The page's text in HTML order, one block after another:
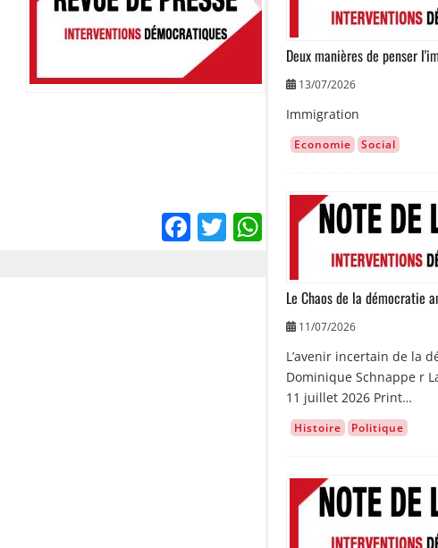
Facebook
TwitterWhatsApp
Deux manières de penser
13/07/2026
Immigration
Economie Social
Image
Le Chaos de la démocratie
11/07/2026
L’avenir incertain de la
Dominique Schnappe r
11 juillet 2026 Print…
Histoire Politique
Image